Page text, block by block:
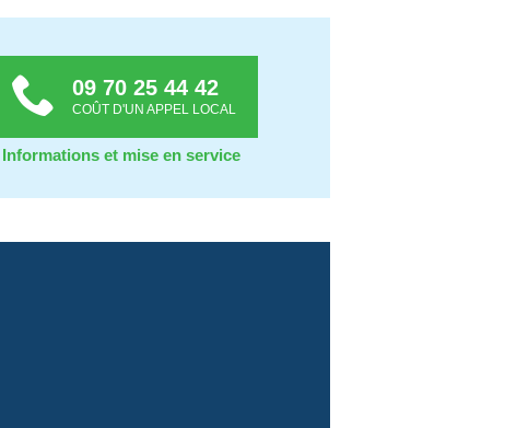
09 70 25 44 42
COÛT D'UN APPEL LOCAL
Informations et mise en service